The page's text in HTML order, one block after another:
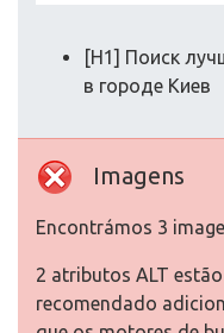
[H1] Поиск
в городе Киев
Imagens
Encontrámos 3
2 atributos ALT
recomendado